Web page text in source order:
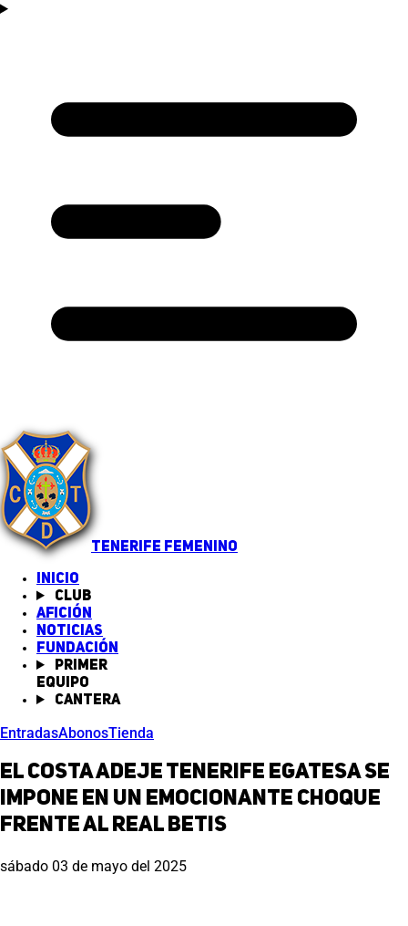
TENERIFE FEMENINO
INICIO
Club
Afición
Noticias
Fundación
Primer
equipo
Cantera
EntradasAbonosTienda
El Costa Adeje Tenerife Egatesa se
impone en un emocionante choque
frente al Real Betis
sábado 03 de mayo del 2025